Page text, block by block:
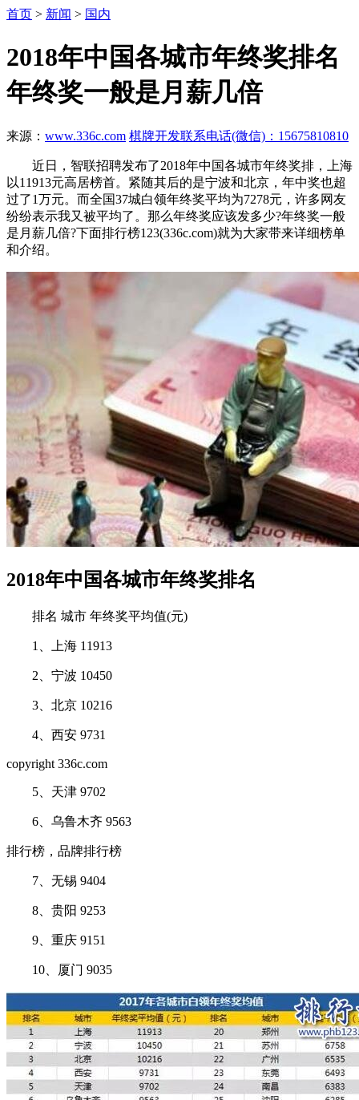
首页 > 新闻 > 国内
2018年中国各城市年终奖排名
年终奖一般是月薪几倍
来源： www.336c.com 棋牌开发联系电话(微信)：15675810810
近日，智联招聘发布了2018年中国各城市年终奖排，上海
以11913元高居榜首。紧随其后的是宁波和北京，年中奖也超
过了1万元。而全国37城白领年终奖平均为7278元，许多网友
纷纷表示我又被平均了。那么年终奖应该发多少?年终奖一般
是月薪几倍?下面排行榜123(336c.com)就为大家带来详细榜单
和介绍。
2018年中国各城市年终奖排名
排名 城市 年终奖平均值(元)
1、上海 11913
2、宁波 10450
3、北京 10216
4、西安 9731
copyright 336c.com
5、天津 9702
6、乌鲁木齐 9563
排行榜，品牌排行榜
7、无锡 9404
8、贵阳 9253
9、重庆 9151
10、厦门 9035